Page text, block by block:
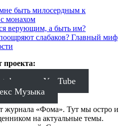
быть милосердным к
монахом
верующим, а быть им?
слабаков? Главный миф
проекта:
YouTube
Музыка
журнала «Фома». Тут мы остро и
на актуальные темы.